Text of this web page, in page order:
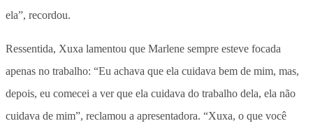
ela”, recordou.
Ressentida, Xuxa lamentou que Marlene sempre esteve focada
apenas no trabalho: “Eu achava que ela cuidava bem de mim, mas,
depois, eu comecei a ver que ela cuidava do trabalho dela, ela não
cuidava de mim”, reclamou a apresentadora. “Xuxa, o que você